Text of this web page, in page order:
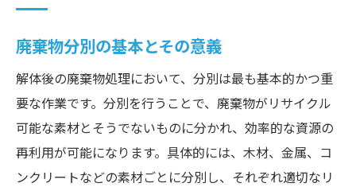
廃棄物分別の基本とその意義
解体後の廃棄物処理において、分別は最も基本的かつ重
要な作業です。分別を行うことで、廃棄物がリサイクル
可能な素材とそうでないものに分かれ、効率的な資源の
再利用が可能になります。具体的には、木材、金属、コ
ンクリートなどの素材ごとに分別し、それぞれ適切なリ